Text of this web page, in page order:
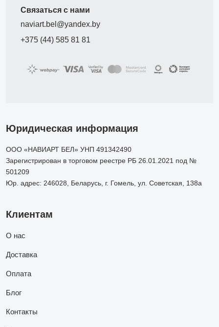
Связаться с нами
naviart.bel@yandex.by
+375 (44) 585 81 81
Юридическая информация
ООО «НАВИАРТ БЕЛ» УНП 491342490
Зарегистрирован в торговом реестре РБ 26.01.2021 под №
501209
Юр. адрес: 246028, Беларусь, г. Гомель, ул. Советская, 138а
Клиентам
О нас
Доставка
Оплата
Блог
Контакты